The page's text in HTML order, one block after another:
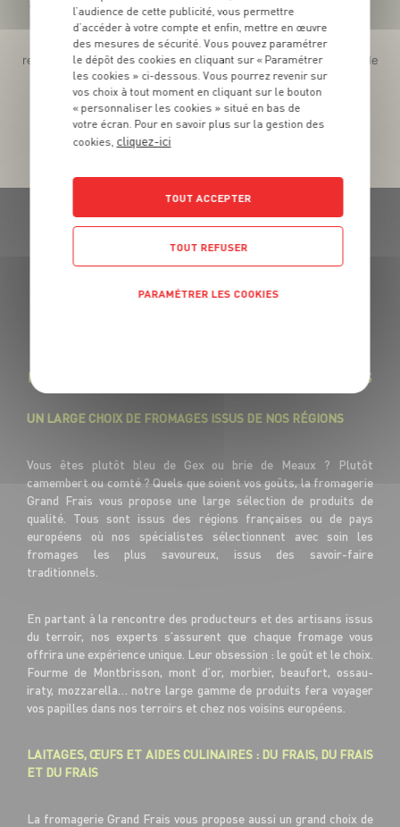
Téléchargez l’App pour profiter d’offres exclusives !
Des promos exclusives, des récompenses généreuses, des
recettes gourmandes, des jeux inédits... le tout dans une seule
app !
GRAND FRAIS, LE MEILLEUR
RÉGIONAUX SAVOUREUX ET DES LAITAGES FRAIS
UN LARGE CHOIX DE FROMAGES ISSUS DE NOS RÉGIONS
Vous êtes plutôt bleu de Gex ou brie de Meaux ? Plutôt
camembert ou comté ? Quels que soient vos goûts, la fromagerie
Grand Frais vous propose une large sélection de produits de
qualité. Tous sont issus des régions françaises ou de pays
européens où nos spécialistes sélectionnent avec soin les
fromages les plus savoureux, issus des savoir-faire
traditionnels.
En partant à la rencontre des producteurs et des artisans issus
du terroir, nos experts s’assurent que chaque fromage vous
offrira une expérience unique. Leur obsession : le goût et le choix.
Fourme de Montbrisson, mont d’or, morbier, beaufort, ossau-
iraty, mozzarella… notre large gamme de produits fera voyager
vos papilles dans nos terroirs et chez nos voisins européens.
LAITAGES, ŒUFS ET AIDES CULINAIRES : DU FRAIS, DU FRAIS
ET DU FRAIS
La fromagerie Grand Frais vous propose aussi un grand choix de
l’audience de cette publicité, vous permettre
d’accéder à votre compte et enfin, mettre en œuvre
des mesures de sécurité. Vous pouvez paramétrer
le dépôt des cookies en cliquant sur « Paramétrer
les cookies » ci-dessous. Vous pourrez revenir sur
vos choix à tout moment en cliquant sur le bouton
« personnaliser les cookies » situé en bas de
votre écran. Pour en savoir plus sur la gestion des
cookies, cliquez-ici
TOUT ACCEPTER
TOUT REFUSER
PARAMÉTRER LES COOKIES